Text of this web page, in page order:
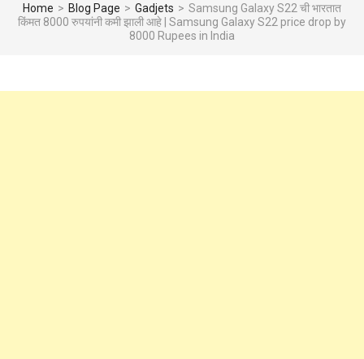
Home > Blog Page > Gadjets > Samsung Galaxy S22 ची भारतात
किंमत 8000 रुपयांनी कमी झाली आहे | Samsung Galaxy S22 price drop by
8000 Rupees in India